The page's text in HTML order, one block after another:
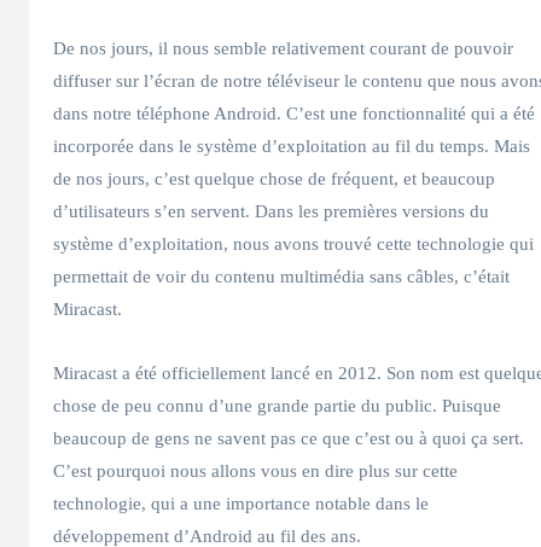
De nos jours, il nous semble relativement courant de pouvoir
diffuser sur l’écran de notre téléviseur le contenu que nous
dans notre téléphone Android. C’est une fonctionnalité qui a été
incorporée dans le système d’exploitation au fil du temps. Mais
de nos jours, c’est quelque chose de fréquent, et beaucoup
d’utilisateurs s’en servent. Dans les premières versions du
système d’exploitation, nous avons trouvé cette technologie qui
permettait de voir du contenu multimédia sans câbles, c’était
Miracast.
Miracast a été officiellement lancé en 2012. Son nom est
chose de peu connu d’une grande partie du public. Puisque
beaucoup de gens ne savent pas ce que c’est ou à quoi ça sert.
C’est pourquoi nous allons vous en dire plus sur cette
technologie, qui a une importance notable dans le
développement d’Android au fil des ans.